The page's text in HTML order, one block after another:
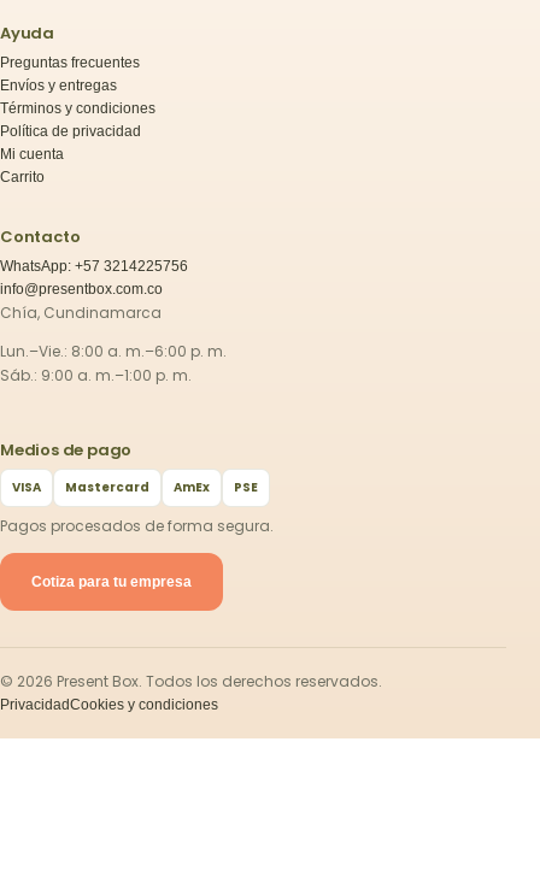
Ayuda
Preguntas frecuentes
Envíos y entregas
Términos y condiciones
Política de privacidad
Mi cuenta
Carrito
Contacto
WhatsApp: +57 3214225756
info@presentbox.com.co
Chía, Cundinamarca
Lun.–Vie.: 8:00 a. m.–6:00 p. m.
Sáb.: 9:00 a. m.–1:00 p. m.
Medios de pago
VISA Mastercard AmEx PSE
Pagos procesados de forma segura.
Cotiza para tu empresa
© 2026 Present Box. Todos los derechos reservados.
PrivacidadCookies y condiciones